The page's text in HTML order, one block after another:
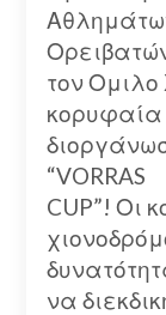
τον
κορυφαία
“VORRAS
CUP”! Οι
να